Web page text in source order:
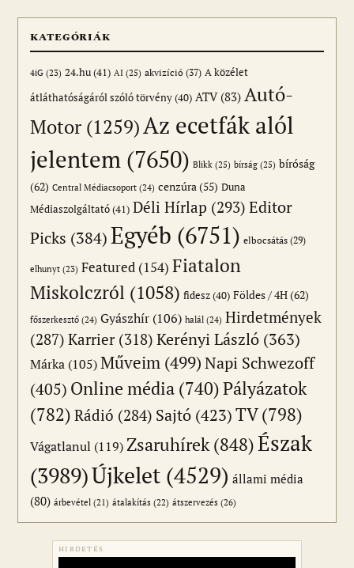
KATEGÓRIÁK
4iG (23) 24.hu(41) AI (25) akvizíció (37) A közélet
átláthatóságáról szóló törvény(40) ATV(83) Autó-
Motor (1259)Az ecetfák alól
jelentem (7650) Blikk (25) bírság (25) bíróság
(62) Central Médiacsoport (24) cenzúra (55) Duna
Médiaszolgáltató(41) Déli Hírlap (293) Editor
Picks (384)Egyéb (6751) elbocsátás (29)
elhunyt (23) Featured (154) Fiatalon
Miskolczról (1058) fidesz(40) Földes / 4H(62)
főszerkesztő (24) Gyászhír (106) halál (24) Hirdetmények
(287) Karrier(318) Kerényi László (363)
Márka (105) Műveim (499)Napi Schwezoff
(405) Online média (740)Pályázatok
(782) Rádió (284) Sajtó (423)TV(798)
Vágatlanul (119) Zsaruhírek (848)Észak
(3989)Újkelet (4529) állami média
(80) árbevétel (21) átalakítás (22) átszervezés (26)
HIRDETÉS